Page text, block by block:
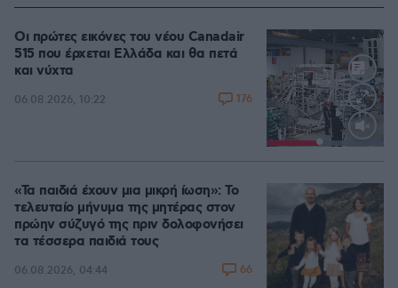
Loaded
Οι πρώτες εικόνες του νέου Canadair
515 που έρχεται Ελλάδα και θα πετά
και νύχτα
06.08.2026, 10:22 176
«Τα παιδιά έχουν μια μικρή ίωση»: Το
τελευταίο μήνυμα της μητέρας στον
πρώην σύζυγό της πριν δολοφονήσει
τα τέσσερα παιδιά τους
06.08.2026, 04:44 66